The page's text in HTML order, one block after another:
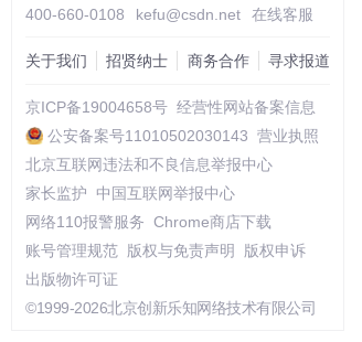
400-660-0108
kefu@csdn.net 在线客服
关于我们 招贤纳士 商务合作 寻求报道
京ICP备19004658号 经营性网站备案信息
公安备案号11010502030143 营业执照
北京互联网违法和不良信息举报中心
家长监护
中国互联网举报中心
网络110报警服务 Chrome商店下载
账号管理规范
版权与免责声明
版权申诉
出版物许可证
©1999-2026北京创新乐知网络技术有限公司